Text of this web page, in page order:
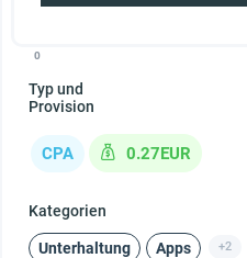
0
Typ und
Provision
CPA 0.27EUR
Kategorien
Unterhaltung Apps +2